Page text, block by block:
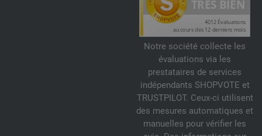
Notre société collecte les
évaluations via les
prestataires de services
indépendants SHOPVOTE et
TRUSTPILOT. Ceux-ci utilisent
des mesures automatiques et
manuelles pour vérifier les